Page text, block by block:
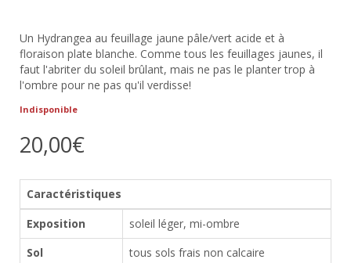
Un Hydrangea au feuillage jaune pâle/vert acide et à
floraison plate blanche. Comme tous les feuillages jaunes, il
faut l'abriter du soleil brûlant, mais ne pas le planter trop à
l'ombre pour ne pas qu'il verdisse!
Indisponible
20,00€
Caractéristiques
Exposition
soleil léger, mi-ombre
Sol
tous sols frais non calcaire